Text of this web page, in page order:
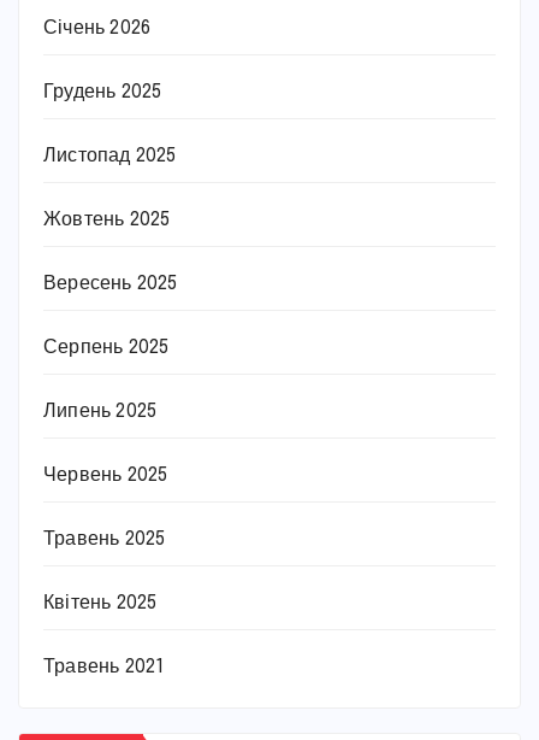
Січень 2026
Грудень 2025
Листопад 2025
Жовтень 2025
Вересень 2025
Серпень 2025
Липень 2025
Червень 2025
Травень 2025
Квітень 2025
Травень 2021